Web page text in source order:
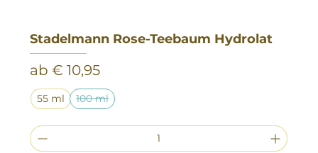
Stadelmann Rose-Teebaum Hydrolat
ab€ 10,95
Sale-Preis
55 ml 100 ml